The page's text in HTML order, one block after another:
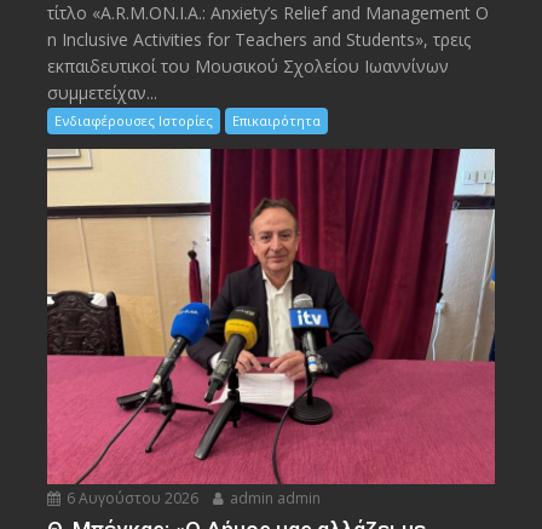
τίτλο «A.R.M.ON.I.A.: Anxiety’s Relief and Management O
n Inclusive Activities for Teachers and Students», τρεις
εκπαιδευτικοί του Μουσικού Σχολείου Ιωαννίνων
συμμετείχαν...
Ενδιαφέρουσες Ιστορίες Επικαιρότητα
6 Αυγούστου 2026 admin admin